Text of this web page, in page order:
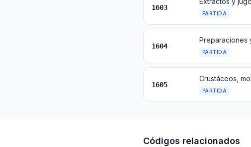
1603
PARTIDA
1604
PARTIDA
1605
Crustáceos,
PARTIDA
Códigos relacionados